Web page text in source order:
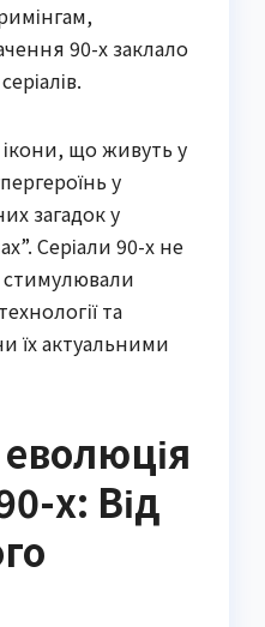
90-х заклало
що живуть у
у
загадок у
Серіали 90-х не
та
їх актуальними
х: Від